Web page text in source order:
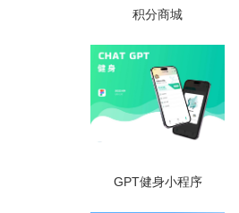
积分商城
GPT健身小程序